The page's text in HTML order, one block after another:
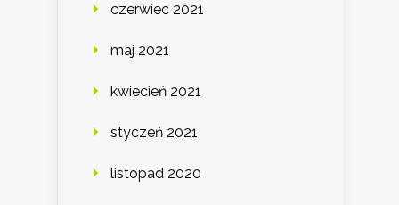
czerwiec 2021
maj 2021
kwiecień 2021
styczeń 2021
listopad 2020